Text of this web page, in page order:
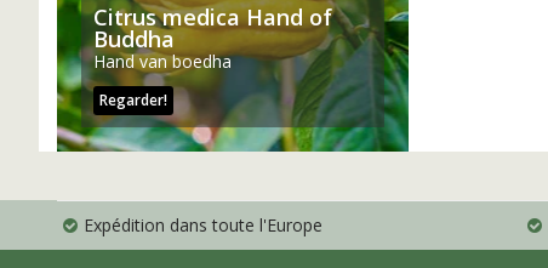
Citrus medica Hand of
Buddha
Hand van boedha
Regarder!
Expédition dans toute l'Europe